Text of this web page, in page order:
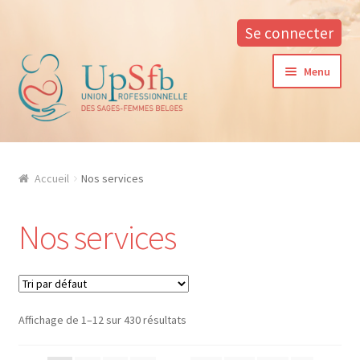
Se connecter
Aller
à
la
navigation
Aller
au
contenu
Menu
A propos
La formation continue à l’UPSfB
Aide à la formation
Conditions générales
Contacter notre responsable des formations
Accueil Nos services
Nos services
Affichage de 1–12 sur 430 résultats